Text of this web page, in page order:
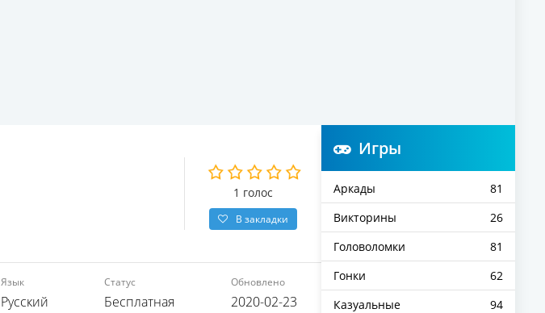
1 голос
В закладки
Язык
Русский
Статус
Бесплатная
Обновлено
2020-02-23
Игры
Аркады
81
Викторины
26
Головоломки
81
Гонки
62
Казуальные
94